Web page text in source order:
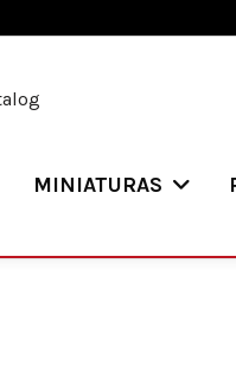
MINIATURAS